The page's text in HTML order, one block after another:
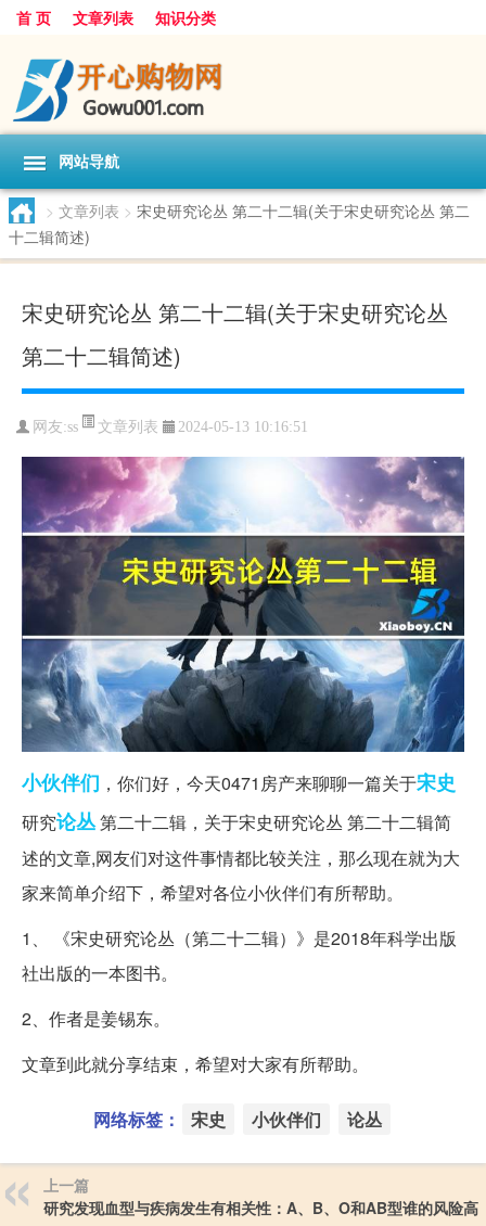
首 页 文章列表 知识分类
网站导航
> 文章列表 > 宋史研究论丛 第二十二辑(关于宋史研究论丛 第二
十二辑简述)
宋史研究论丛 第二十二辑(关于宋史研究论丛
第二十二辑简述)
网友:ss 文章列表 2024-05-13 10:16:51
小伙伴们 ，你们好，今天0471房产来聊聊一篇关于宋史
研究论丛第二十二辑，关于宋史研究论丛 第二十二辑简
述的文章,网友们对这件事情都比较关注，那么现在就为大
家来简单介绍下，希望对各位小伙伴们有所帮助。
1、 《宋史研究论丛（第二十二辑）》是2018年科学出版
社出版的一本图书。
2、作者是姜锡东。
文章到此就分享结束，希望对大家有所帮助。
网络标签： 宋史 小伙伴们 论丛
上一篇
研究发现血型与疾病发生有相关性：A、B、O和AB型谁的风险高